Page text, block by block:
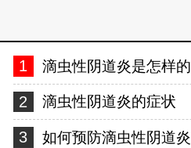
1 滴虫性阴道炎是怎样的
2 滴虫性阴道炎的症状
3 如何预防滴虫性阴道炎